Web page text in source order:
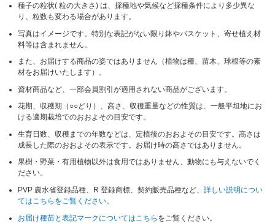
種子の粒状( 粒の大きさ) は、採種地や気候など採種条件により多少異な
り、粒数も変わる場合があります。
写真はイメージです。特別な表記がない限り鉢やバスケット、寄せ植え材
料等は含まれません。
また、お届けする商品の姿ではありません（植物は種、苗木、球根等の素
材をお届けいたします）。
資材商品など、一部会員割引が適用されない商品がございます。
花期、収穫期（○○どり）、高さ、収穫重量などの性質は、一般平坦地にお
ける適期栽培でのおおよその目安です。
生育日数、収穫までの年数などは、定植後のおおよその目安です。高さは
成長した際のおおよその表示です。お届け時の高さではありません。
果樹・野菜・有用植物以外は食用ではありません、動物にも与えないでく
ださい。
PVP 農水省登録品種、R 登録商標、契約販売品種など、詳しい説明につい
てはこちらをご覧ください。
お届け種苗と表記マークについてはこちら をご覧ください。